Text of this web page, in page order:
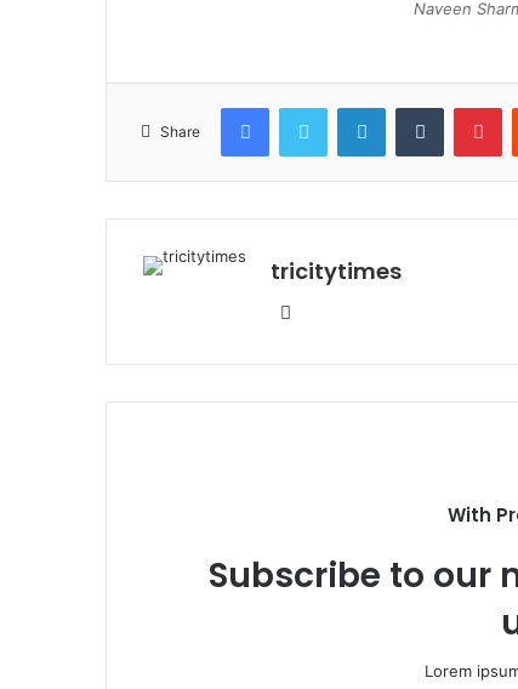
Naveen
Share
FacebookTwitter LinkedInTumblr
tricitytimes
Website
With
Subscribe to our
Lorem